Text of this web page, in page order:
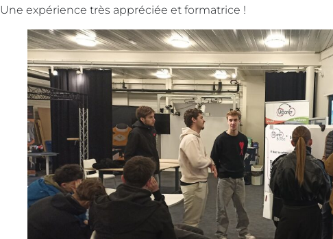
Une expérience très appréciée et formatrice !